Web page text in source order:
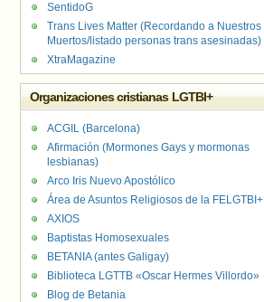
SentidoG
Trans Lives Matter (Recordando a Nuestros
Muertos/listado personas trans asesinadas)
XtraMagazine
Organizaciones cristianas LGTBI+
ACGIL (Barcelona)
Afirmación (Mormones Gays y mormonas
lesbianas)
Arco Iris Nuevo Apostólico
Área de Asuntos Religiosos de la FELGTBI+
AXIOS
Baptistas Homosexuales
BETANIA (antes Galigay)
Biblioteca LGTTB «Oscar Hermes Villordo»
Blog de Betania